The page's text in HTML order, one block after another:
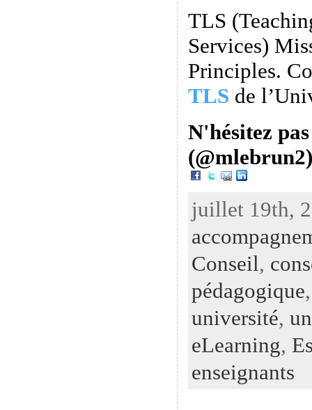
TLS
Services)
Principles.
TLS de
N'hésitez
juillet 19th,
Conseil,
pédagogique
université,
eLearning,
enseignants